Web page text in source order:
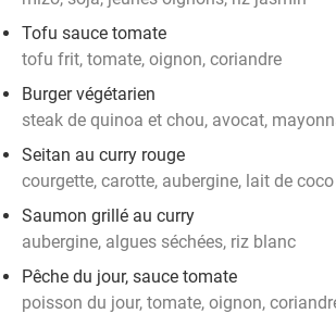
Tofu sauce tomate
tofu frit, tomate, oignon, coriandre
Burger végétarien
steak de quinoa et chou, avocat,
Seitan au curry rouge
courgette, carotte, aubergine, lait de coco
Saumon grillé au curry
aubergine, algues séchées, riz blanc
Pêche du jour, sauce tomate
poisson du jour, tomate, oignon,